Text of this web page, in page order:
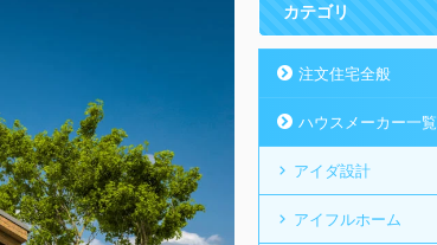
カテゴリ
注文住宅全般
ハウスメーカー一覧
アイダ設計
アイフルホーム